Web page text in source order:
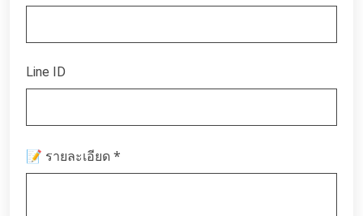
Line ID
📝 รายละเอียด *